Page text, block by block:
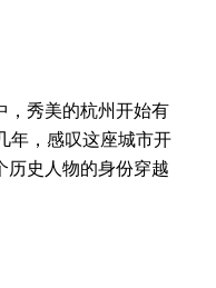
秀美的杭州开始有
年，感叹这座城市开
历史人物的身份穿越